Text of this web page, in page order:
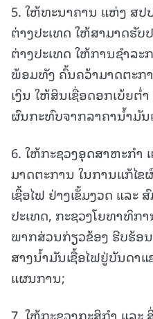
5. ໃຫ້ທະນາຄານ ແຫ່ງ ສປ
ຕ່າງປະເທດ ໃຫ້ສາມາດຮັ
ຕ່າງປະເທດ ໃຫ້ການຊໍາລະ
ພ້ອມທັງ ຄົ້ນຄວ້າມາດຕະ
ເງິນ ໃຫ້ສິນເຊື່ອດອກເບ້ຍຕໍ່
ຜົນກະທົບຈາກລາຄານໍ້າມັນ
6. ໃຫ້ກະຊວງອຸດສາຫະກໍາ
ມາດຕະການ ໃນການແກ້ໄ
ເຊື້ອໄຟ ຢ່າງເຂັ້ມງວດ ແລ
ປະເທດ, ກະຊວງໂຍທາທິກ
ພາກສ່ວນກ່ຽວຂ້ອງ ຮີບຮ້ອ
ສາງນໍ້າມັນເຊື້ອໄຟຢູ່ບັນດາ
ແຜນການ;
7. ໃຫ້ກະຊວງກະສິກໍາ ແລະ